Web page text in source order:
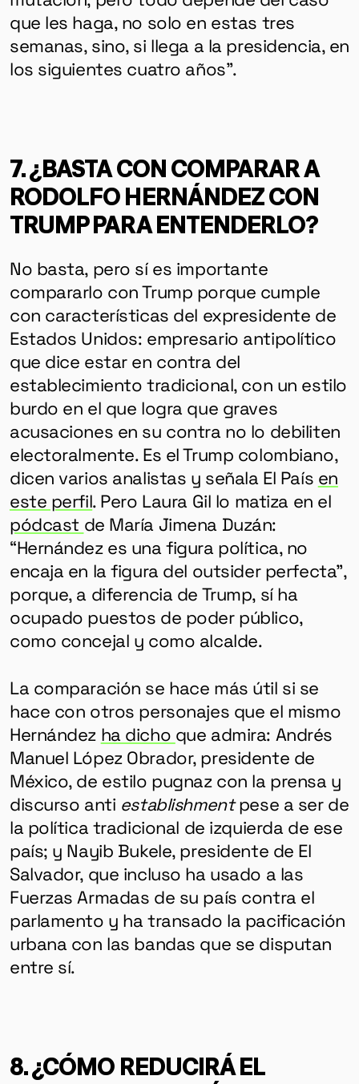
que les haga, no solo en estas tres
semanas, sino, si llega a la presidencia, en
los siguientes cuatro años”.
7. ¿BASTA CON COMPARAR A
RODOLFO HERNÁNDEZ CON
TRUMP PARA ENTENDERLO?
No basta, pero sí es importante
compararlo con Trump porque cumple
con características del expresidente de
Estados Unidos: empresario antipolítico
que dice estar en contra del
establecimiento tradicional, con un estilo
burdo en el que logra que graves
acusaciones en su contra no lo debiliten
electoralmente. Es el Trump colombiano,
dicen varios analistas y señala El País en
este perfil. Pero Laura Gil lo matiza en el
pódcast de María Jimena Duzán:
“Hernández es una figura política, no
encaja en la figura del outsider perfecta”,
porque, a diferencia de Trump, sí ha
ocupado puestos de poder público,
como concejal y como alcalde.
La comparación se hace más útil si se
hace con otros personajes que el mismo
Hernández ha dicho que admira: Andrés
Manuel López Obrador, presidente de
México, de estilo pugnaz con la prensa y
discurso anti establishmentpese a ser de
la política tradicional de izquierda de ese
país; y Nayib Bukele, presidente de El
Salvador, que incluso ha usado a las
Fuerzas Armadas de su país contra el
parlamento y ha transado la pacificación
urbana con las bandas que se disputan
entre sí.
8. ¿CÓMO REDUCIRÁ EL